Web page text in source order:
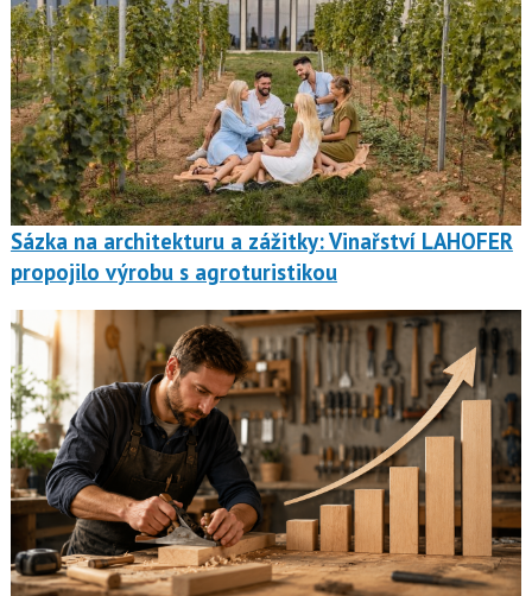
Sázka na architekturu a zážitky: Vinařství LAHOFER
propojilo výrobu s agroturistikou